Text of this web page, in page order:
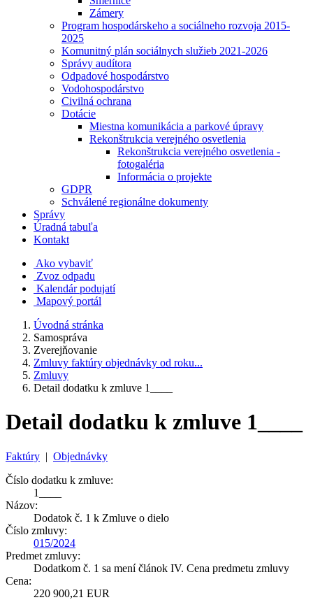
Zámery
Program hospodárskeho a sociálneho rozvoja 2015-
2025
Komunitný plán sociálnych služieb 2021-2026
Správy audítora
Odpadové hospodárstvo
Vodohospodárstvo
Civilná ochrana
Dotácie
Miestna komunikácia a parkové úpravy
Rekonštrukcia verejného osvetlenia
Rekonštrukcia verejného osvetlenia -
fotogaléria
Informácia o projekte
GDPR
Schválené regionálne dokumenty
Správy
Úradná tabuľa
Kontakt
Ako vybaviť
Zvoz odpadu
Kalendár podujatí
Mapový portál
Úvodná stránka
Samospráva
Zverejňovanie
Zmluvy faktúry objednávky od roku...
Zmluvy
Detail dodatku k zmluve 1____
Detail dodatku k zmluve 1____
Faktúry | Objednávky
Číslo dodatku k zmluve:
1____
Názov:
Dodatok č. 1 k Zmluve o dielo
Číslo zmluvy:
015/2024
Predmet zmluvy:
Dodatkom č. 1 sa mení článok IV. Cena predmetu zmluvy
Cena:
220 900,21 EUR